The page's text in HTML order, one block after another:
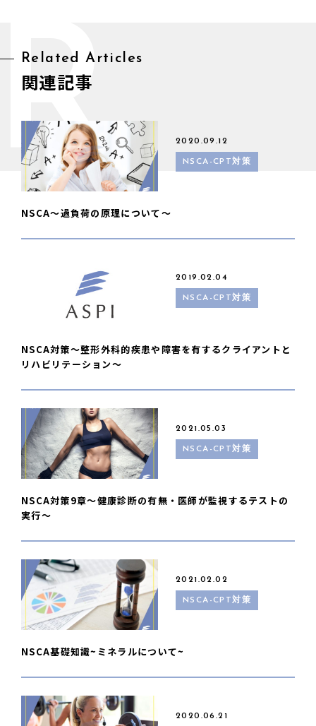
Related Articles
関連記事
2020.09.12
NSCA-CPT対策
NSCA〜過負荷の原理について〜
2019.02.04
NSCA-CPT対策
NSCA対策〜整形外科的疾患や障害を有するクライアントと
リハビリテーション〜
2021.05.03
NSCA-CPT対策
NSCA対策9章〜健康診断の有無・医師が監視するテストの
実行〜
2021.02.02
NSCA-CPT対策
NSCA基礎知識~ミネラルについて~
2020.06.21